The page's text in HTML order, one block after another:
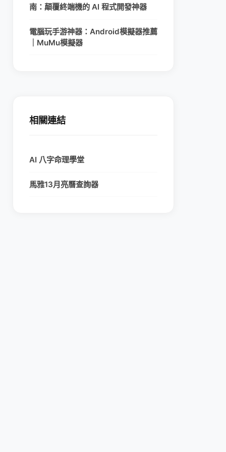
南：顛覆終端機的 AI 程式開發神器
電腦玩手游神器：Android模擬器推薦
｜MuMu模擬器
相關連結
AI 八字命理學堂
馬雅13月亮曆查詢器